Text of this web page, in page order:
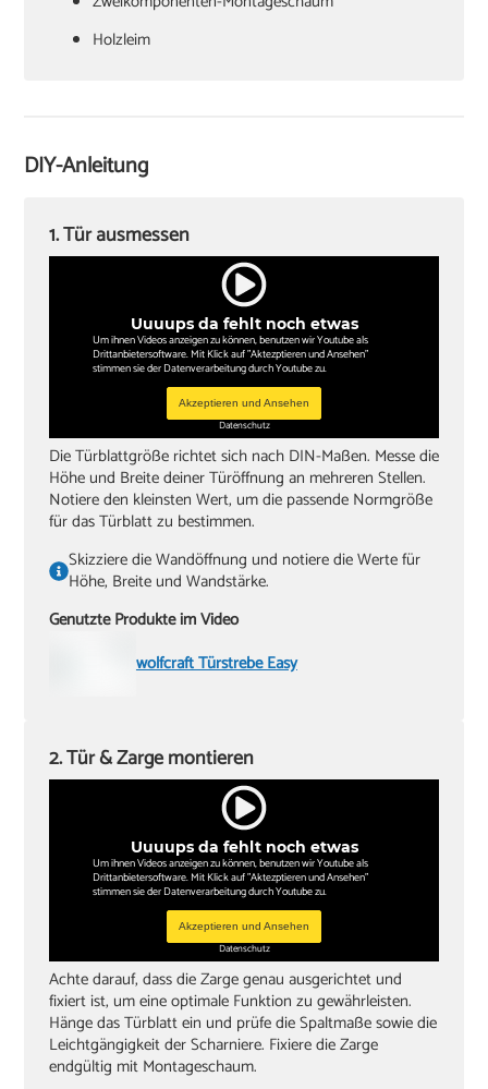
‏Holzleim
Papierschablone für Türdrückermontage
‏Kreuzschlitzschraubendreher
‏Wasserwaagen (60 cm, 180 cm)
‏Zollstock
‏Akkuschrauber oder Bohrmaschine
‏Inbusschlüssel, Größe 4
DIY-Anleitung
Uuuups da fehlt noch etwas
Um ihnen Videos anzeigen zu können, benutzen wir Youtube als
Drittanbietersoftware. Mit Klick auf "Aktezptieren und Ansehen"
stimmen sie der Datenverarbeitung durch Youtube zu.
Akzeptieren und Ansehen
Datenschutz
1. Tür ausmessen
Die Türblattgröße richtet sich nach DIN-Maßen. Messe die
Höhe und Breite deiner Türöffnung an mehreren Stellen.
Notiere den kleinsten Wert, um die passende Normgröße
für das Türblatt zu bestimmen.
Skizziere die Wandöffnung und notiere die Werte für
Höhe, Breite und Wandstärke.
Genutzte Produkte im Video
wolfcraft Türstrebe Easy
Uuuups da fehlt noch etwas
Um ihnen Videos anzeigen zu können, benutzen wir Youtube als
Drittanbietersoftware. Mit Klick auf "Aktezptieren und Ansehen"
stimmen sie der Datenverarbeitung durch Youtube zu.
Akzeptieren und Ansehen
Datenschutz
2. Tür & Zarge montieren
Achte darauf, dass die Zarge genau ausgerichtet und
fixiert ist, um eine optimale Funktion zu gewährleisten.
Hänge das Türblatt ein und prüfe die Spaltmaße sowie die
Leichtgängigkeit der Scharniere. Fixiere die Zarge
endgültig mit Montageschaum.